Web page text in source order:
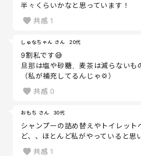
半々くらいかなと思っています！
共感 1
しゅなちゃん さん 20代
9割私です😅
旦那は塩や砂糖、麦茶は減らないも
（私が補充してるんじゃ💢）
共感 0
おもち さん 30代
シャンプーの詰め替えやトイレット
ど、、ほとんど私がやっていると思
共感 1